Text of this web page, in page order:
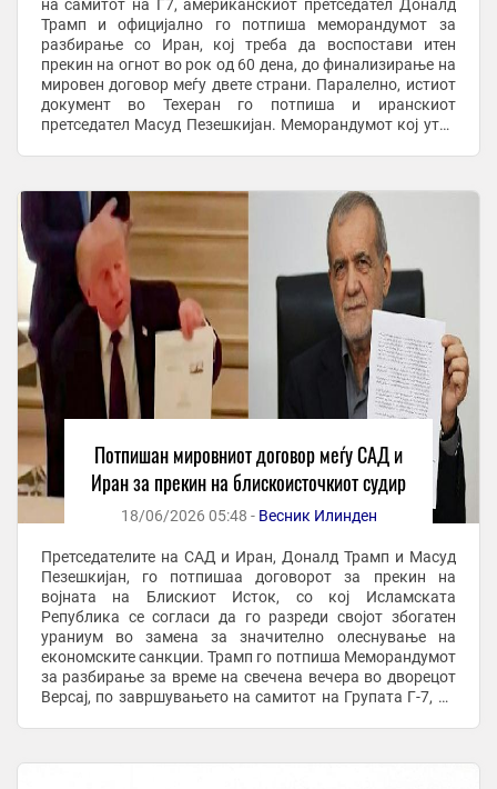
на самитот на Г7, американскиот претседател Доналд
Трамп и официјално го потпиша меморандумот за
разбирање со Иран, кој треба да воспостави итен
прекин на огнот во рок од 60 дена, до финализирање на
мировен договор меѓу двете страни. Паралелно, истиот
документ во Техеран го потпиша и иранскиот
претседател Масуд Пезешкијан. Меморандумот кој утре
Потпишан мировниот договор меѓу САД и
Иран за прекин на блискоисточкиот судир
18/06/2026 05:48 - Весник Илинден
Претседателите на САД и Иран, Доналд Трамп и Масуд
Пезешкијан, го потпишаа договорот за прекин на
војната на Блискиот Исток, со кој Исламската
Република се согласи да го разреди својот збогатен
ураниум во замена за значително олеснување на
економските санкции. Трамп го потпиша Меморандумот
за разбирање за време на свечена вечера во дворецот
Версај, по завршувањето на самитот на Групата Г-7, во